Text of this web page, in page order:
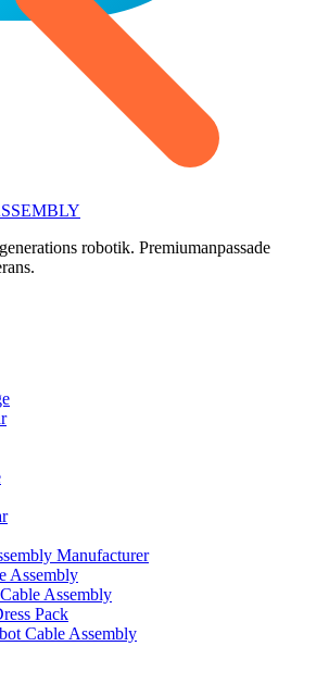
robotik. Premiumanpassade
Manufacturer
Assembly
Assembly
Pack
Cable Assembly